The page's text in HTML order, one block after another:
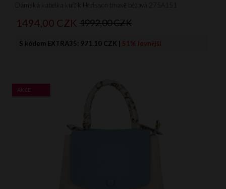
Dámská kabelka kufřík Herisson tmavě béžová 275A151
1494, 00 CZK 1992,00 CZK
S kódem EXTRA35: 971.10 CZK | 51% levnější
AKCE